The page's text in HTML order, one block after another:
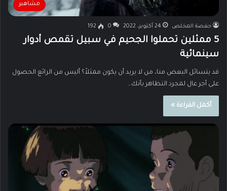
مشاهير
حفصة المخلص 24 أكتوبر، 2022 0
192
5 ممثلين تحملوا الجحيم في سبيل تقمص أدوار
سينمائية
قد يتسائل البعض منا، من لا يريد أن يكون ممثلاً؟ أليس من الرائع الحصول
على أجر عال لمجرد التظاهر بأنك…
أكمل القراءة »